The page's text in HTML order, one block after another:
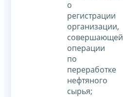
о
регистрации
организации,
совершающей
операции
по
переработке
нефтяного
сырья;